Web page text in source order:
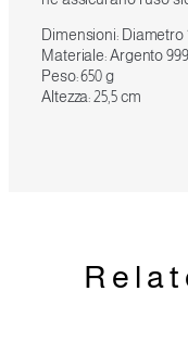
Dimensioni: Diametro
Materiale: Argento
Peso: 650 g
Altezza: 25,5 cm